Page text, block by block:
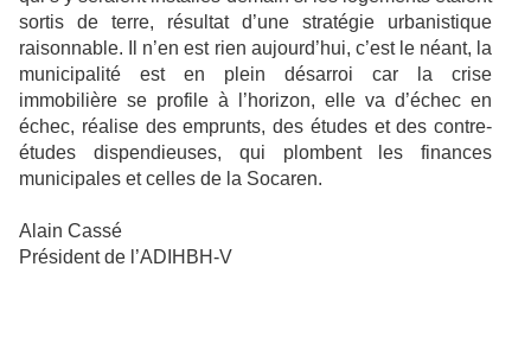
sortis de terre, résultat d’une stratégie urbanistique
raisonnable. Il n’en est rien aujourd’hui, c’est le néant, la
municipalité est en plein désarroi car la crise
immobilière se profile à l’horizon, elle va d’échec en
échec, réalise des emprunts, des études et des contre-
études dispendieuses, qui plombent les finances
municipales et celles de la Socaren.
Alain Cassé
Président de l’ADIHBH-V